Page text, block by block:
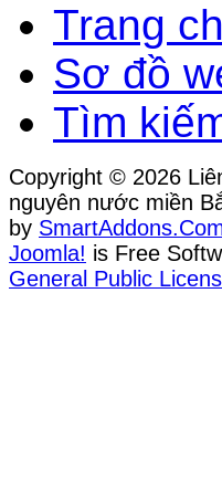
Trang
Sơ đồ
Tìm
Copyright © 2026
nguyên nước miền
by
Joomla! is Free
General Public